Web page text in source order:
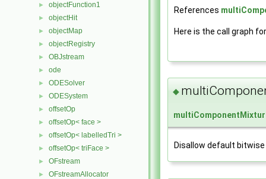
► objectFunction1
► objectHit
► objectMap
► objectRegistry
► OBJstream
► ode
► ODESolver
► ODESystem
► offsetOp
► offsetOp< face >
► offsetOp< labelledTri >
► offsetOp< triFace >
► OFstream
► OFstreamAllocator
References
Here is the call graph
◆
Disallow default